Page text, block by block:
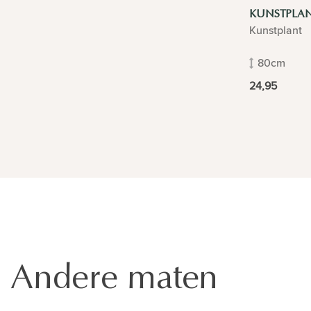
Kunstplant
80cm
24,95
Andere maten